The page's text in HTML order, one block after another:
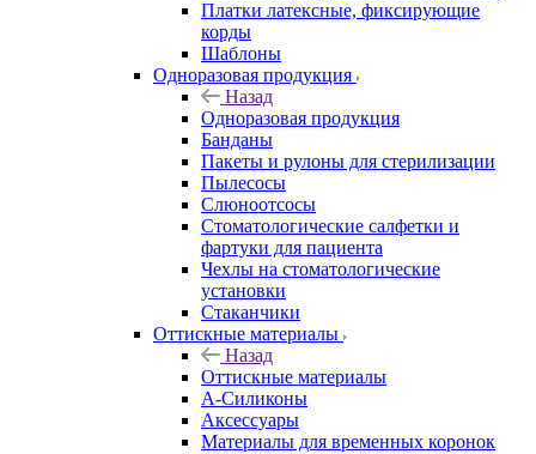
Платки латексные, фиксирующие
корды
Шаблоны
Одноразовая продукция
Назад
Одноразовая продукция
Банданы
Пакеты и рулоны для стерилизации
Пылесосы
Слюноотсосы
Стоматологические салфетки и
фартуки для пациента
Чехлы на стоматологические
установки
Стаканчики
Оттискные материалы
Назад
Оттискные материалы
А-Силиконы
Аксессуары
Материалы для временных коронок